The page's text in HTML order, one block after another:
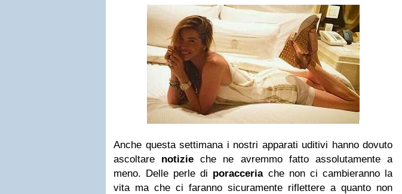
Anche questa settimana i nostri apparati uditivi hanno dovuto
ascoltare notizie che ne avremmo fatto assolutamente a
meno. Delle perle di poracceriache non ci cambieranno la
vita ma che ci faranno sicuramente riflettere a quanto non